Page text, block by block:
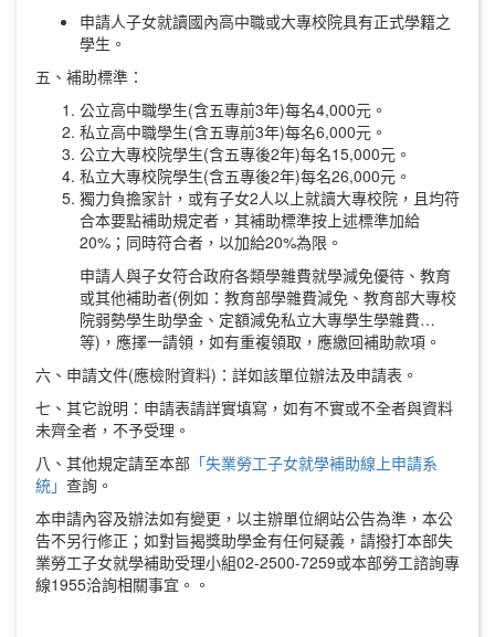
申請人子女就讀國內高中職或大專校院具有正式學籍之
學生。
五、補助標準：
公立高中職學生(含五專前3年)每名4,000元。
私立高中職學生(含五專前3年)每名6,000元。
公立大專校院學生(含五專後2年)每名15,000元。
私立大專校院學生(含五專後2年)每名26,000元。
獨力負擔家計，或有子女2人以上就讀大專校院，且均符
合本要點補助規定者，其補助標準按上述標準加給
20%；同時符合者，以加給20%為限。
申請人與子女符合政府各類學雜費就學減免優待、教育
或其他補助者(例如：教育部學雜費減免、教育部大專校
院弱勢學生助學金、定額減免私立大專學生學雜費…
等)，應擇一請領，如有重複領取，應繳回補助款項。
六、申請文件(應檢附資料)：詳如該單位辦法及申請表。
七、其它說明：申請表請詳實填寫，如有不實或不全者與資料
未齊全者，不予受理。
八、其他規定請至本部 「失業勞工子女就學補助線上申請系
統」 查詢。
本申請內容及辦法如有變更，以主辦單位網站公告為準，本公
告不另行修正；如對旨揭獎助學金有任何疑義，請撥打本部失
業勞工子女就學補助受理小組02-2500-7259或本部勞工諮詢專
線1955洽詢相關事宜。。